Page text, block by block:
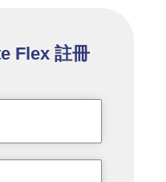
Flex 註冊